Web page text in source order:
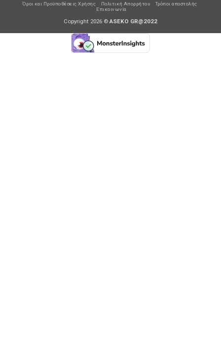
Όροι και Προϋποθέσεις Χρήσης Πολιτική Απορρήτου
Τρόποι αποστολής
Επικοινωνία
Copyright 2026 ©ASEKO GR@2022